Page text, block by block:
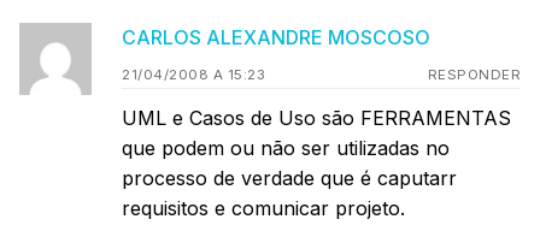
CARLOS ALEXANDRE MOSCOSO
21/04/2008 A 15:23 RESPONDER
UML e Casos de Uso são FERRAMENTAS
que podem ou não ser utilizadas no
processo de verdade que é caputarr
requisitos e comunicar projeto.